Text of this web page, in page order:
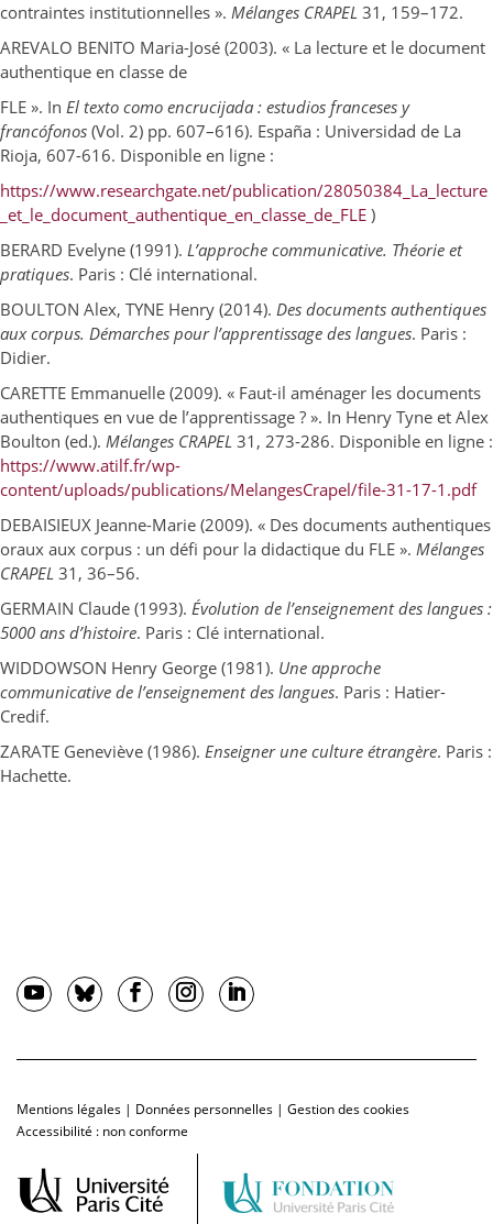
contraintes institutionnelles ». Mélanges CRAPEL 31, 159–172.
AREVALO BENITO Maria-José (2003). « La lecture et le document
authentique en classe de
FLE ». In El texto como encrucijada : estudios franceses y
francófonos (Vol. 2) pp. 607–616). España : Universidad de La
Rioja, 607-616. Disponible en ligne :
https://www.researchgate.net/publication/28050384_La_lecture
_et_le_document_authentique_en_classe_de_FLE )
BERARD Evelyne (1991). L’approche communicative. Théorie et
pratiques. Paris : Clé international.
BOULTON Alex, TYNE Henry (2014). Des documents authentiques
aux corpus. Démarches pour l’apprentissage des langues. Paris :
Didier.
CARETTE Emmanuelle (2009). « Faut-il aménager les documents
authentiques en vue de l’apprentissage ? ». In Henry Tyne et Alex
Boulton (ed.). Mélanges CRAPEL 31, 273-286. Disponible en ligne :
https://www.atilf.fr/wp-
content/uploads/publications/MelangesCrapel/file-31-17-1.pdf
DEBAISIEUX Jeanne-Marie (2009). « Des documents authentiques
oraux aux corpus : un défi pour la didactique du FLE ». Mélanges
CRAPEL 31, 36–56.
GERMAIN Claude (1993). Évolution de l’enseignement des langues :
5000 ans d’histoire. Paris : Clé international.
WIDDOWSON Henry George (1981). Une approche
communicative de l’enseignement des langues. Paris : Hatier-
Credif.
ZARATE Geneviève (1986). Enseigner une culture étrangère. Paris :
Hachette.
Mentions légales | Données personnelles | Gestion des cookies
Accessibilité : non conforme